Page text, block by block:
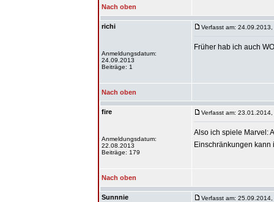
Nach oben
richi
Anmeldungsdatum:
24.09.2013
Beiträge: 1
Verfasst am:
Früher hab ich auch
Nach oben
fire
Anmeldungsdatum:
22.08.2013
Beiträge: 179
Verfasst am:
Also ich spiele Marvel:
Einschränkungen
Nach oben
Sunnnie Verfasst am: 25.09.2014,